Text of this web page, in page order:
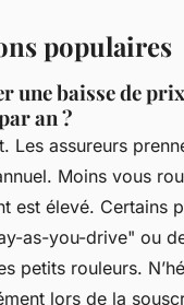
populaires
une baisse de
an ?
Les assureurs
Moins vous
est élevé. Certains
as-you-drive" ou
petits rouleurs.
lors de la